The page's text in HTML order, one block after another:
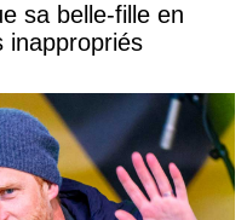
sa belle-fille en
inappropriés